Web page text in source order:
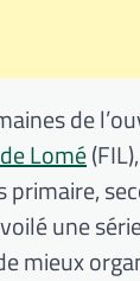
de
Lomé
primaire,
une
mieux